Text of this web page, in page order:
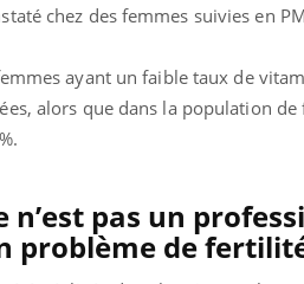
chez des femmes suivies en
ayant un faible taux de
alors que dans la population
pas un
problème de